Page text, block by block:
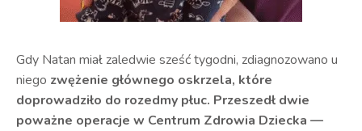
Gdy Natan miał zaledwie sześć tygodni, zdiagnozowano u
niego zwężenie głównego oskrzela, które
doprowadziło do rozedmy płuc. Przeszedł dwie
poważne operacje w Centrum Zdrowia Dziecka —